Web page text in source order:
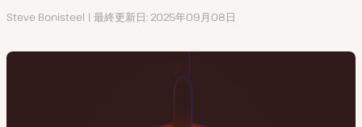
執
Steve Bonisteel 最終更新日 2025年09月08日